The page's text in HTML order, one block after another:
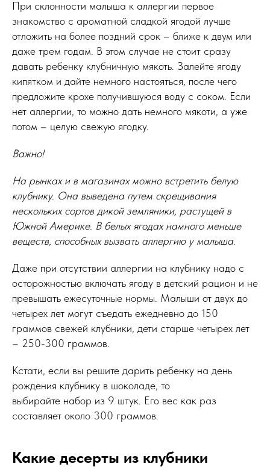
При склонности малыша к аллергии первое
знакомство с ароматной сладкой ягодой лучше
отложить на более поздний срок – ближе к двум или
даже трем годам. В этом случае не стоит сразу
давать ребенку клубничную мякоть. Залейте ягоду
кипятком и дайте немного настояться, после чего
предложите крохе получившуюся воду с соком. Если
нет аллергии, то можно дать немного мякоти, а уже
потом – целую свежую ягодку.
Важно!
На рынках и в магазинах можно встретить белую
клубнику. Она выведена путем скрещивания
нескольких сортов дикой земляники, растущей в
Южной Америке. В белых ягодах намного меньше
веществ, способных вызвать аллергию у малыша.
Даже при отсутствии аллергии на клубнику надо с
осторожностью включать ягоду в детский рацион и не
превышать ежесуточные нормы. Малыши от двух до
четырех лет могут съедать ежедневно до 150
граммов свежей клубники, дети старше четырех лет
– 250-300 граммов.
Кстати, если вы решите дарить ребенку на день
рождения клубнику в шоколаде, то
выбирайте набор из 9 штук. Его вес как раз
составляет около 300 граммов.
Какие десерты из клубники